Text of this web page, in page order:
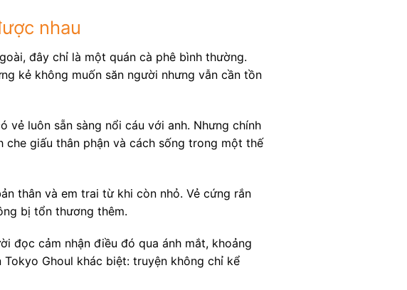
nhau
đây chỉ là một quán cà phê bình thường.
kẻ không muốn săn người nhưng vẫn cần tồn
vẻ luôn sẵn sàng nổi cáu với anh. Nhưng chính
che giấu thân phận và cách sống trong một thế
thân và em trai từ khi còn nhỏ. Vẻ cứng rắn
bị tổn thương thêm.
đọc cảm nhận điều đó qua ánh mắt, khoảng
Ghoul khác biệt: truyện không chỉ kể